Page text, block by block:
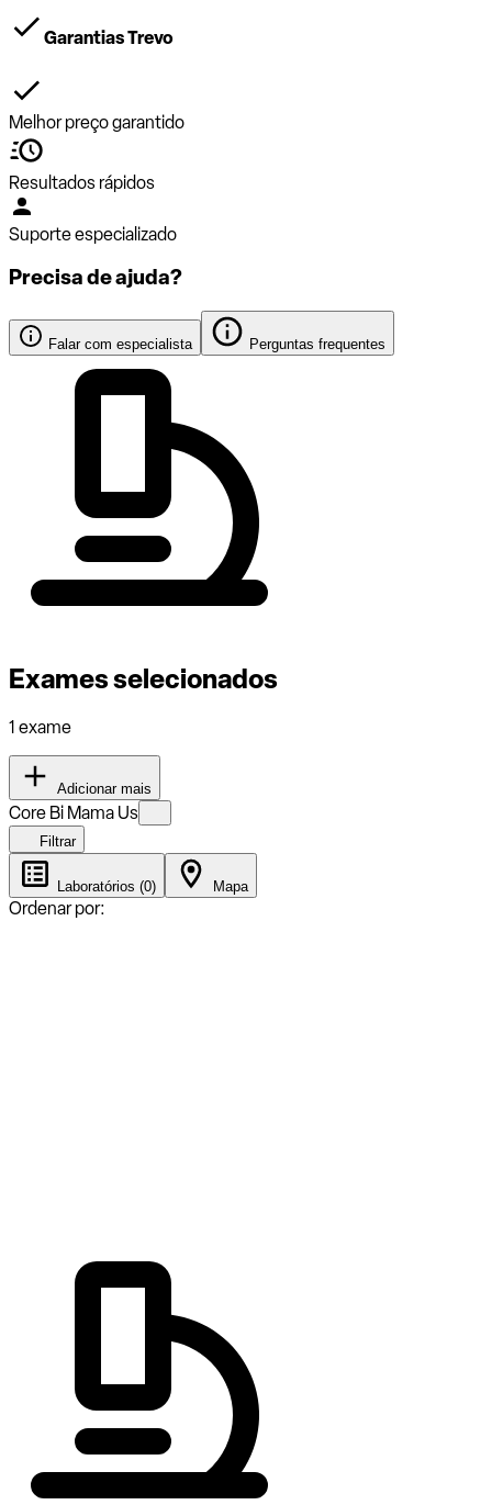
Garantias Trevo
Melhor preço garantido
Resultados rápidos
Suporte especializado
Precisa de ajuda?
Falar com especialista Perguntas frequentes
Exames selecionados
1 exame
Adicionar mais
Core Bi Mama Us
Filtrar
Laboratórios (0) Mapa
Ordenar por: